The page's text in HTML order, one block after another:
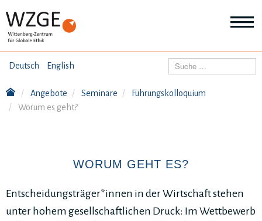
Deutsch English THEMEN
ANGEBOTE
Suchen
Angebote Seminare
Führungskolloquium
Worum es geht?
WORUM GEHT ES?
Entscheidungsträger*innen in der Wirtschaft stehen
unter hohem gesellschaftlichen Druck: Im Wettbewerb